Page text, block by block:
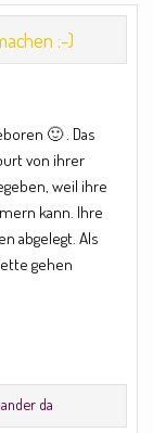
:-)
🙂 . Das
von ihrer
weil ihre
kann. Ihre
abgelegt. Als
gehen
da